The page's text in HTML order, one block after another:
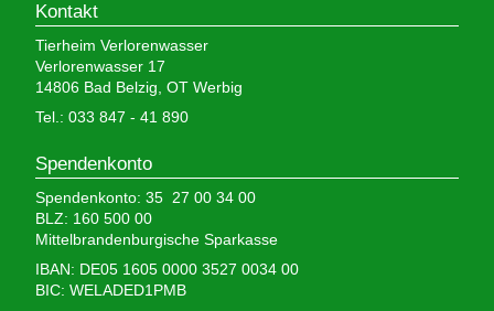
Kontakt
Tierheim Verlorenwasser
Verlorenwasser 17
14806 Bad Belzig, OT Werbig
Tel.: 033 847 - 41 890
Spendenkonto
Spendenkonto: 35 27 00 34 00
BLZ: 160 500 00
Mittelbrandenburgische Sparkasse
IBAN: DE05 1605 0000 3527 0034 00
BIC: WELADED1PMB